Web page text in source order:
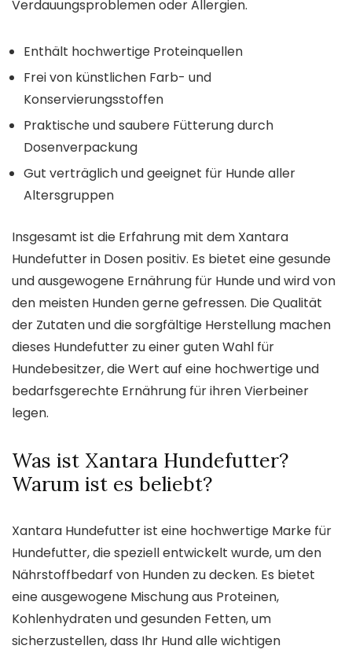
Verdauungsproblemen oder Allergien.
Enthält hochwertige Proteinquellen
Frei von künstlichen Farb- und
Konservierungsstoffen
Praktische und saubere Fütterung durch
Dosenverpackung
Gut verträglich und geeignet für Hunde aller
Altersgruppen
Insgesamt ist die Erfahrung mit dem Xantara
Hundefutter in Dosen positiv. Es bietet eine gesunde
und ausgewogene Ernährung für Hunde und wird von
den meisten Hunden gerne gefressen. Die Qualität
der Zutaten und die sorgfältige Herstellung machen
dieses Hundefutter zu einer guten Wahl für
Hundebesitzer, die Wert auf eine hochwertige und
bedarfsgerechte Ernährung für ihren Vierbeiner
legen.
Was ist Xantara Hundefutter?
Warum ist es beliebt?
Xantara Hundefutter ist eine hochwertige Marke für
Hundefutter, die speziell entwickelt wurde, um den
Nährstoffbedarf von Hunden zu decken. Es bietet
eine ausgewogene Mischung aus Proteinen,
Kohlenhydraten und gesunden Fetten, um
sicherzustellen, dass Ihr Hund alle wichtigen